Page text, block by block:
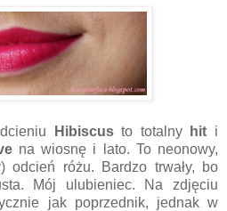
Hibiscusto totalny hit i
na wiosnę i lato. To neonowy,
odcień różu. Bardzo trwały, bo
Mój ulubieniec. Na zdjęciu
jak poprzednik, jednak w